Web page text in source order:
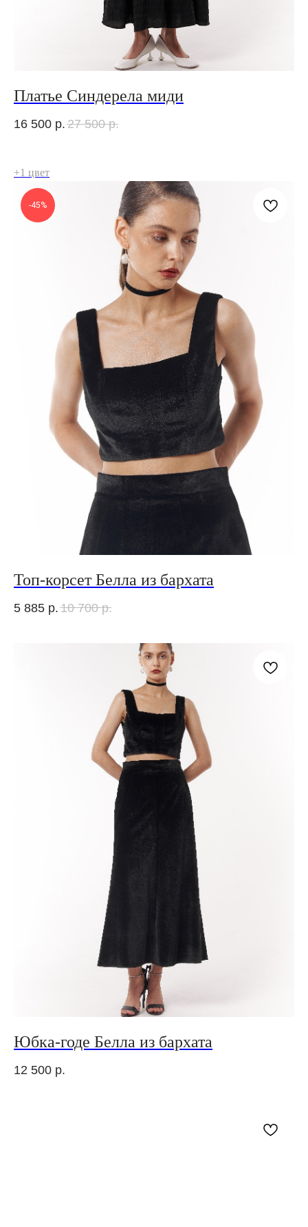
Платье Синдерела миди
16 500 р. 27 500 р.
+1 цвет
-45%
Топ-корсет Белла из бархата
5 885 р. 10 700 р.
Юбка-годе Белла из бархата
12 500 р.